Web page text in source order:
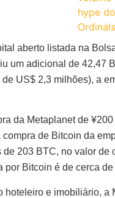
aberto listada na
um adicional de 42,47
US$ 2,3 milhões), a
da Metaplanet de
de Bitcoin da
203 BTC, no valor
por Bitcoin é de cerca
hoteleiro e imobiliário, a